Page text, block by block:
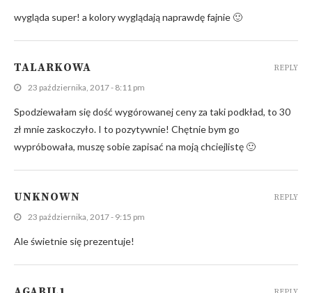
wygląda super! a kolory wyglądają naprawdę fajnie 🙂
TALARKOWA
23 października, 2017 - 8:11 pm
Spodziewałam się dość wygórowanej ceny za taki podkład, to 30
zł mnie zaskoczyło. I to pozytywnie! Chętnie bym go
wypróbowała, muszę sobie zapisać na moją chciejlistę 🙂
REPLY
UNKNOWN
23 października, 2017 - 9:15 pm
Ale świetnie się prezentuje!
REPLY